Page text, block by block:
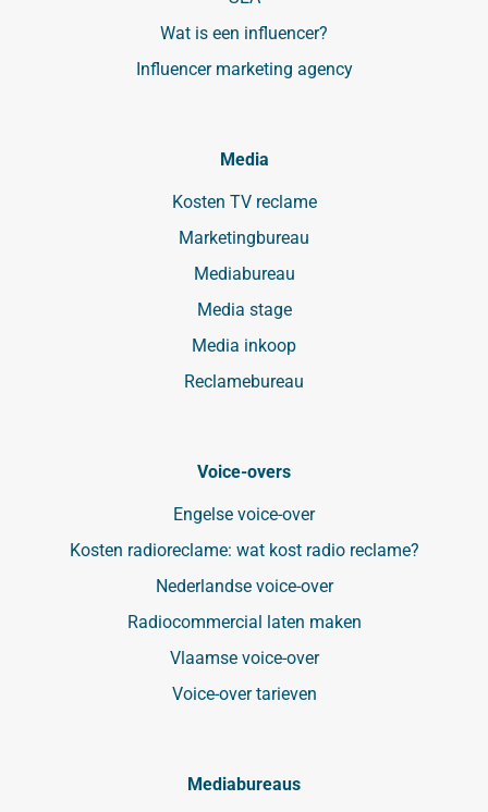
Wat is een influencer?
Influencer marketing agency
Media
Kosten TV reclame
Marketingbureau
Mediabureau
Media stage
Media inkoop
Reclamebureau
Voice-overs
Engelse voice-over
Kosten radioreclame: wat kost radio reclame?
Nederlandse voice-over
Radiocommercial laten maken
Vlaamse voice-over
Voice-over tarieven
Mediabureaus